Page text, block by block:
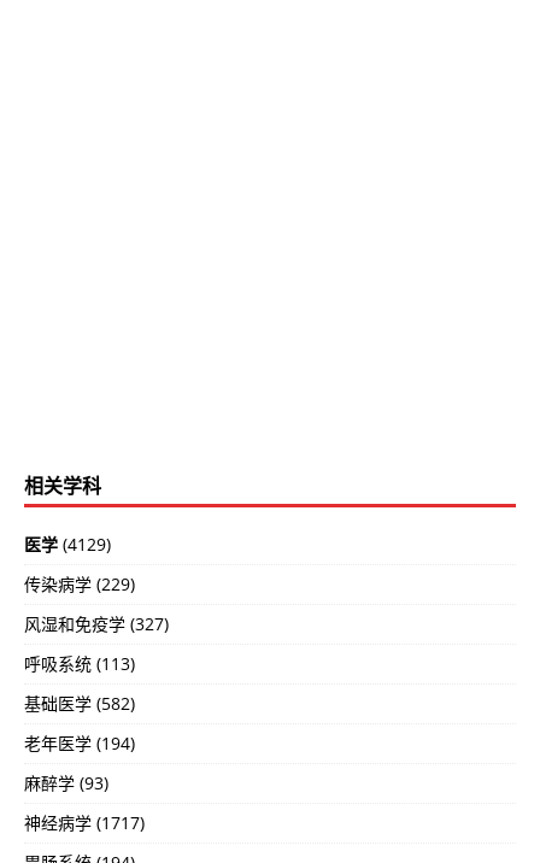
相关学科
医学 (4129)
传染病学 (229)
风湿和免疫学 (327)
呼吸系统 (113)
基础医学 (582)
老年医学 (194)
麻醉学 (93)
神经病学 (1717)